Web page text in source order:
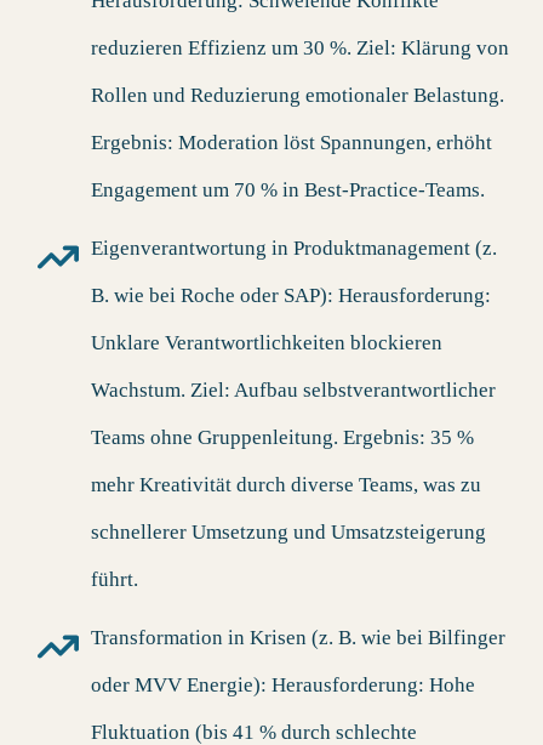
reduzieren Effizienz um 30 %. Ziel: Klärung von
Rollen und Reduzierung emotionaler Belastung.
Ergebnis: Moderation löst Spannungen, erhöht
Engagement um 70 % in Best-Practice-Teams.
Eigenverantwortung in Produktmanagement (z.
B. wie bei Roche oder SAP): Herausforderung:
Unklare Verantwortlichkeiten blockieren
Wachstum. Ziel: Aufbau selbstverantwortlicher
Teams ohne Gruppenleitung. Ergebnis: 35 %
mehr Kreativität durch diverse Teams, was zu
schnellerer Umsetzung und Umsatzsteigerung
führt.
Transformation in Krisen (z. B. wie bei Bilfinger
oder MVV Energie): Herausforderung: Hohe
Fluktuation (bis 41 % durch schlechte